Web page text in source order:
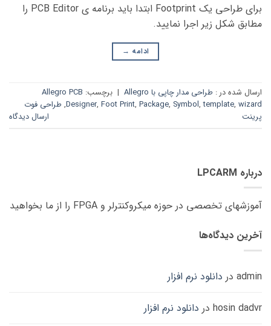
برای طراحی یک Footprint ابتدا باید برنامه ی PCB Editor را
مطابق شکل زیر اجرا نمایید.
ادامه →
ارسال شده در : طراحی مدار چاپی با Allegro | برچسب: Allegro PCB
Designer, Foot Print, Package, Symbol,template, wizard
, طراحی فوت
پرینت
ارسال دیدگاه
درباره LPCARM
آموزشهای تخصصی در حوزه میکروکنترلر و FPGA را از ما بخواهید
آخرین دیدگاه‌ها
admin در دانلود نرم افزار
hosin dadvr در دانلود نرم افزار